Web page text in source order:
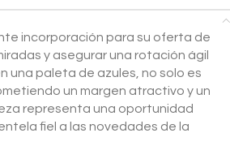
incorporación para su oferta de
y asegurar una rotación ágil
una paleta de azules, no solo es
un margen atractivo y un
representa una oportunidad
fiel a las novedades de la